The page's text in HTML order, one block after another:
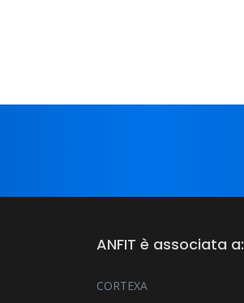
ANFIT è associata a:
CORTEXA